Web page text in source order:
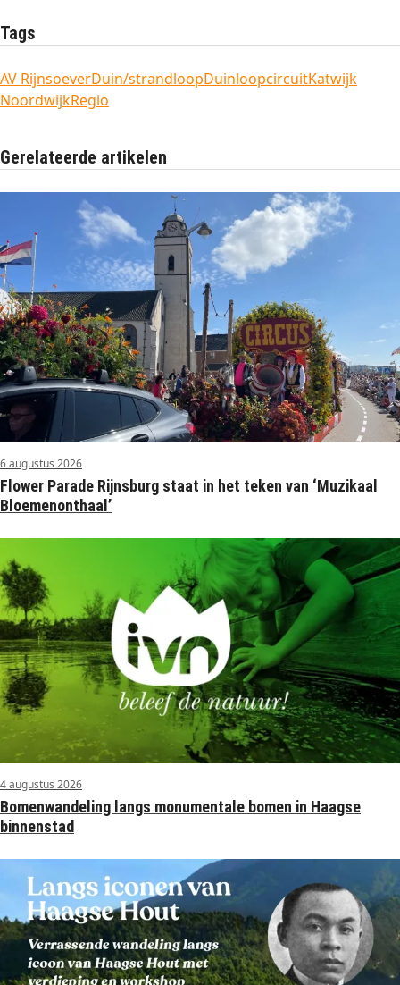
Tags
AV RijnsoeverDuin/strandloopDuinloopcircuitKatwijk
NoordwijkRegio
Gerelateerde artikelen
6 augustus 2026
Flower Parade Rijnsburg staat in het teken van ‘Muzikaal
Bloemenonthaal’
4 augustus 2026
Bomenwandeling langs monumentale bomen in Haagse
binnenstad